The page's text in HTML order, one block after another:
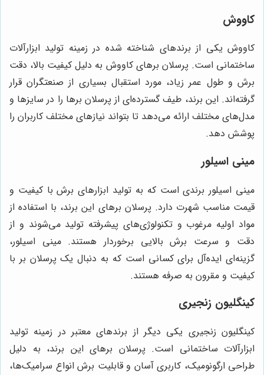
کاووش
کاووش یکی از برندهای شناخته شده در زمینه تولید ابزارآلات
ساختمانی است. پرسلان برهای کاووش به دلیل کیفیت بالا، دقت
برش و طول عمر زیاد، مورد استقبال بسیاری از صنعتگران قرار
گرفته‌اند. این برند، طیف گسترده‌ای از پرسلان برها را در سایزها و
مدل‌های مختلف ارائه می‌دهد تا بتواند نیازهای مختلف کاربران را
پوشش دهد.
مینی اسیلور
مینی اسیلور برندی است که به تولید ابزارهای برش با کیفیت و
قیمت مناسب شهرت دارد. پرسلان برهای این برند، با استفاده از
مواد اولیه مرغوب و تکنولوژی‌های پیشرفته تولید می‌شوند و از
دقت و سرعت برش بالایی برخوردار هستند. مینی اسیلور،
گزینه‌ای ایده‌آل برای کسانی است که به دنبال یک پرسلان بر با
کیفیت و مقرون به صرفه هستند.
کینگلیون زنجیری
کینگلیون زنجیری یکی دیگر از برندهای معتبر در زمینه تولید
ابزارآلات ساختمانی است. پرسلان برهای این برند، به دلیل
طراحی ارگونومیک، کاربری آسان و قابلیت برش انواع سرامیک‌ها،